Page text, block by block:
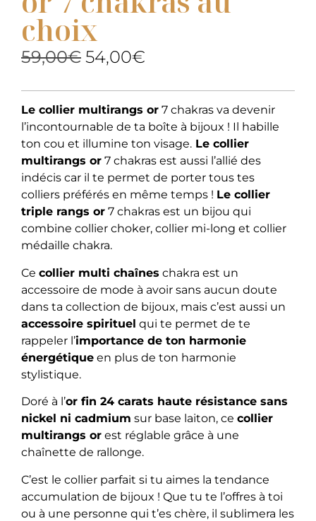
choix
59,00€ 54,00€
Le collier multirangs or 7 chakras va devenir
l’incontournable de ta boîte à bijoux ! Il habille
ton cou et illumine ton visage. Le collier
multirangs or 7 chakras est aussi l’allié des
indécis car il te permet de porter tous tes
colliers préférés en même temps ! Le collier
triple rangs or 7 chakras est un bijou qui
combine collier choker, collier mi-long et collier
médaille chakra.
Ce collier multi chaînes chakra est un
accessoire de mode à avoir sans aucun doute
dans ta collection de bijoux, mais c’est aussi un
accessoire spirituel qui te permet de te
rappeler l’importance de ton harmonie
énergétique en plus de ton harmonie
stylistique.
Doré à l’or fin 24 carats haute résistance sans
nickel ni cadmium sur base laiton, ce collier
multirangs or est réglable grâce à une
chaînette de rallonge.
C’est le collier parfait si tu aimes la tendance
accumulation de bijoux ! Que tu te l’offres à toi
ou à une personne qui t’es chère, il sublimera les